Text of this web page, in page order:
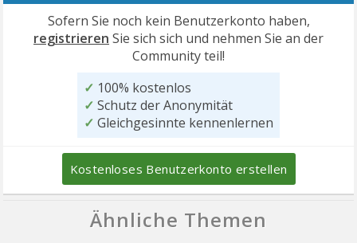
Sofern Sie noch kein Benutzerkonto haben,
registrieren Sie sich sich und nehmen Sie an der
Community teil!
✓ 100% kostenlos
✓ Schutz der Anonymität
✓ Gleichgesinnte kennenlernen
Kostenloses Benutzerkonto erstellen
Ähnliche Themen